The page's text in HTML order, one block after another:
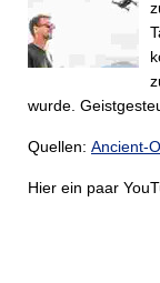
wurde.
Quellen: Ancient-
Hier ein paar